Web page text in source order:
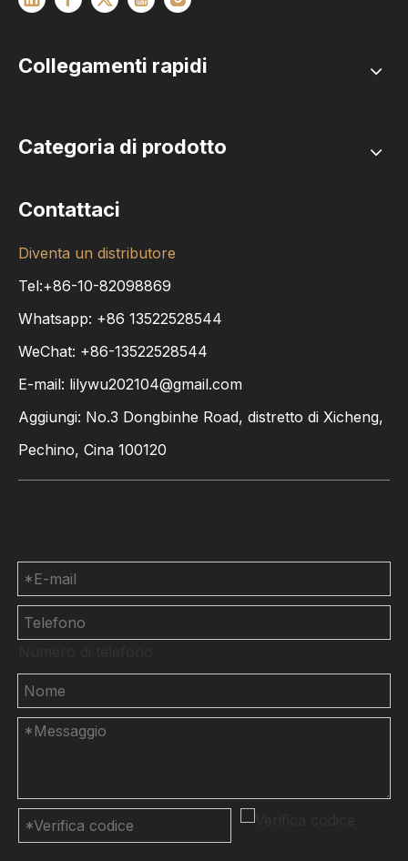
Collegamenti rapidi
Categoria di prodotto
Contattaci
Diventa un distributore
Tel:+86-10-82098869
Whatsapp: +86 13522528544
WeChat: +86-13522528544
E-mail: lilywu202104@gmail.com
Aggiungi: No.3 Dongbinhe Road, distretto di Xicheng,
Pechino, Cina 100120